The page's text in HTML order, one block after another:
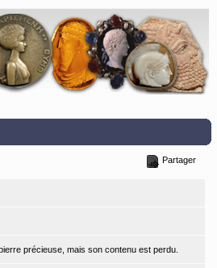
Partager
précieuse, mais son contenu est perdu.